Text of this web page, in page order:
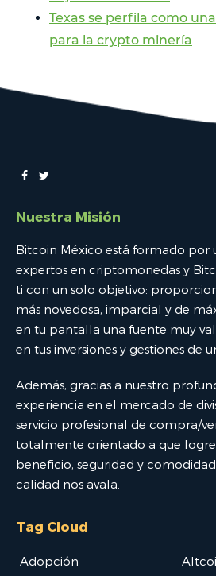
Texas se perfila como
para la crypto minería
Nuestra Misión
Bitcoin México está formado por
expertos en criptomonedas y
ti con un solo objetivo:
más novedosa, imparcial y de
en tu pantalla una fuente muy
en tus inversiones y gestiones de
Además, gracias a nuestro
experiencia en el mercado de
servicio profesional de compra/
totalmente orientado a que
beneficio, seguridad y
calidad nos avala.
Tag Cloud
Adopción